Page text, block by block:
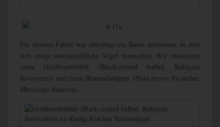
Für unseren Fahrer war allerdings ein Baum interessant, in dem
sich einige unterschiedliche Vögel tummelten. Wir entdeckten
einen Goldbrustbülbül (Black-crested bulbul, Rubigula
flaviventris) und einen Braunschnäpper (Plain brown flycatcher,
Muscicapa dauurica).